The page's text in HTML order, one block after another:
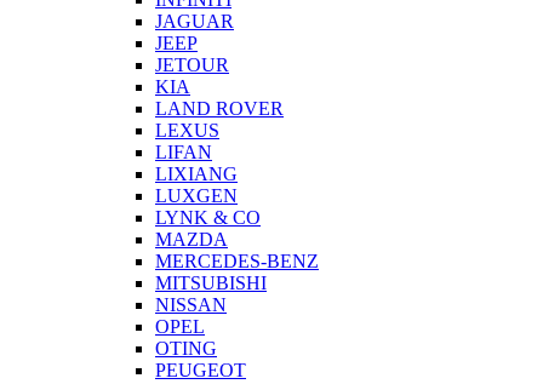
JAGUAR
JEEP
JETOUR
KIA
LAND ROVER
LEXUS
LIFAN
LIXIANG
LUXGEN
LYNK & CO
MAZDA
MERCEDES-BENZ
MITSUBISHI
NISSAN
OPEL
OTING
PEUGEOT